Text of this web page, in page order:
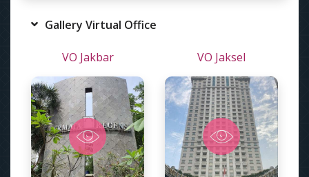
Gallery Virtual Office
VO Jakbar VO Jaksel